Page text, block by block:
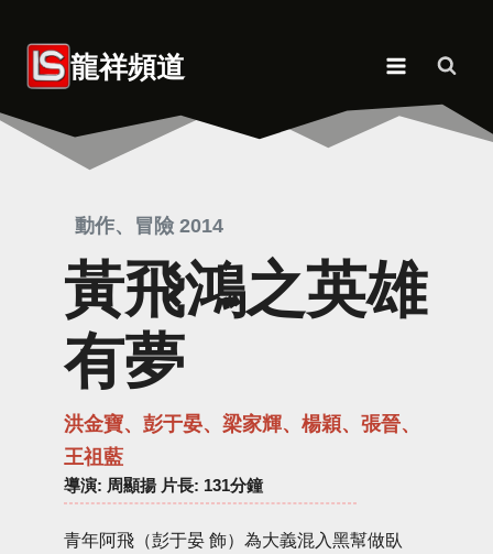
content 龍祥頻道
動作、冒險 2014
黃飛鴻之英雄
有夢
洪金寶、彭于晏、梁家輝、楊穎、張晉、
王祖藍
導演: 周顯揚 片長: 131分鐘
青年阿飛（彭于晏 飾）為大義混入黑幫做臥